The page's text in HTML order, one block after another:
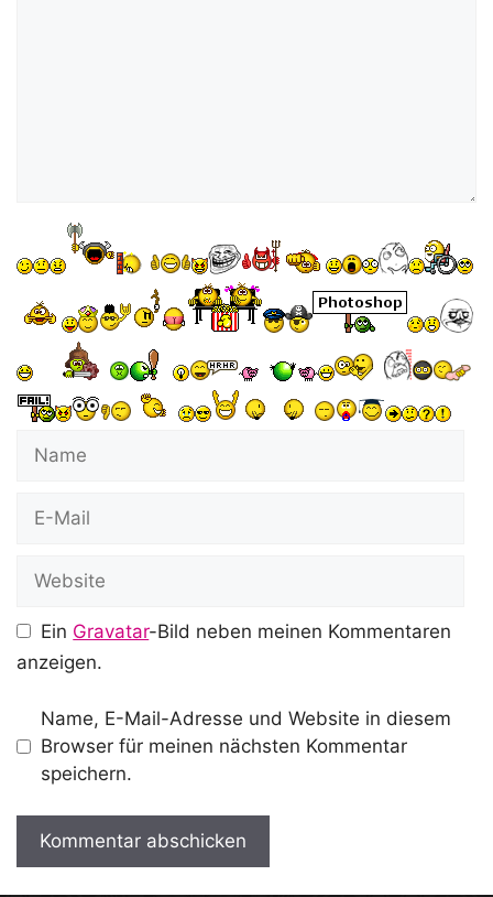
Name
Website
Ein Gravatar-Bild neben meinen Kommentaren
anzeigen.
Name, E-Mail-Adresse und Website in diesem
Browser für meinen nächsten Kommentar
speichern.
A